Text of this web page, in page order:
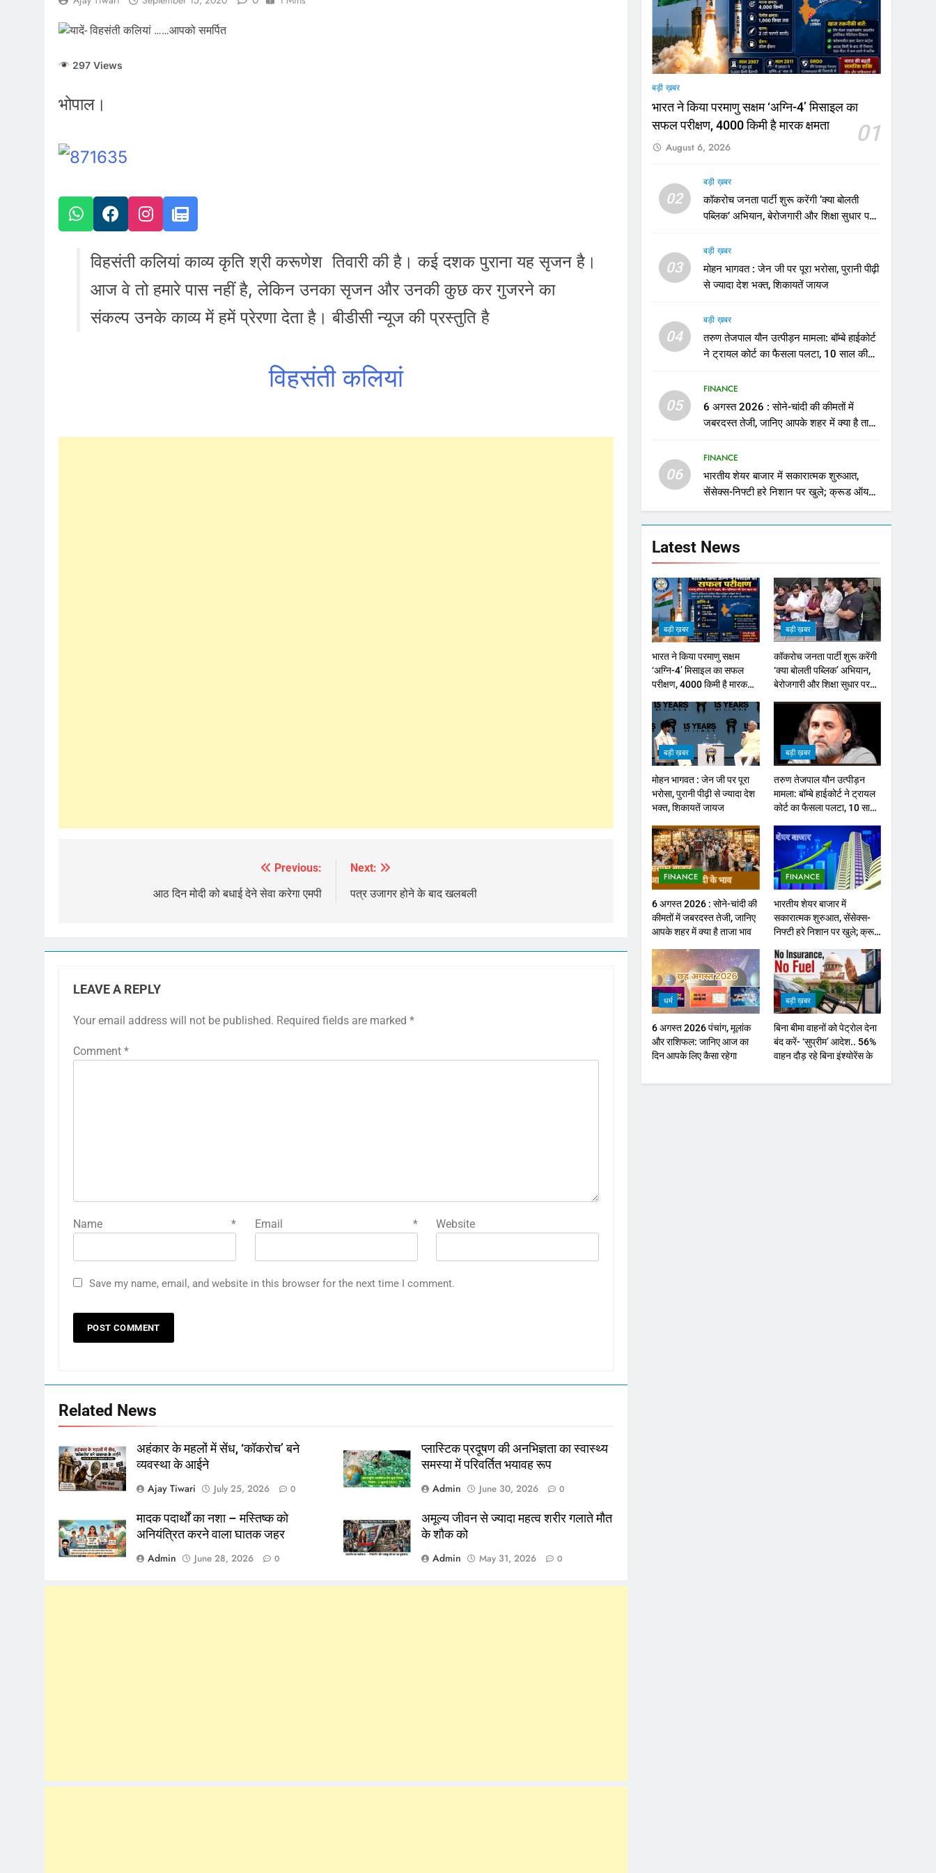
297 Views
भोपाल।
विहसंती कलियां काव्य कृति श्री करूणेश तिवारी की है। कई दशक पुराना यह सृजन है।
आज वे तो हमारे पास नहीं है, लेकिन उनका सृजन और उनकी कुछ कर गुजरने का
संकल्प उनके काव्य में हमें प्रेरणा देता है। बीडीसी न्यूज की प्रस्तुति है
विहसंती कलियां
Previous:
आठ दिन मोदी को बधाई देने सेवा करेगा एमपी
Next:
पत्र उजागर होने के बाद खलबली
LEAVE A REPLY
Your email address will not be published. Required fields are marked *
Comment *
Name* Email * Website
Save my name, email, and website in this browser for the next time I comment.
Related News
अहंकार के महलों में सेंध, ‘कॉकरोच’ बने
व्यवस्था के आईने
Ajay Tiwari
July 25, 2026 0
प्लास्टिक प्रदूषण की अनभिज्ञता का स्वास्थ्य
समस्या में परिवर्तित भयावह रूप
Admin
June 30, 2026 0
मादक पदार्थों का नशा – मस्तिष्क को
अनियंत्रित करने वाला घातक जहर
Admin
June 28, 2026 0
अमूल्य जीवन से ज्यादा महत्व शरीर गलाते मौत
के शौक को
Admin
May 31, 2026 0
बड़ी ख़बर
भारत ने किया परमाणु सक्षम ‘अग्नि-4’ मिसाइल का
सफल परीक्षण, 4000 किमी है मारक क्षमता
01
August 6, 2026
02
बड़ी ख़बर
कॉकरोच जनता पार्टी शुरू करेंगी ‘क्या बोलती
पब्लिक’ अभियान, बेरोजगारी और शिक्षा सुधार पर
03
बड़ी ख़बर
मोहन भागवत : जेन जी पर पूरा भरोसा, पुरानी पीढ़ी
से ज्यादा देश भक्त, शिकायतें जायज
04
बड़ी ख़बर
तरुण तेजपाल यौन उत्पीड़न मामला: बॉम्बे हाईकोर्ट
ने ट्रायल कोर्ट का फैसला पलटा, 10 साल की
05
FINANCE
6 अगस्त 2026 : सोने-चांदी की कीमतों में
जबरदस्त तेजी, जानिए आपके शहर में क्या है ताजा
06
FINANCE
भारतीय शेयर बाजार में सकारात्मक शुरुआत,
सेंसेक्स-निफ्टी हरे निशान पर खुले; क्रूड ऑयल
में नरमी
Latest News
बड़ी ख़बर
भारत ने किया परमाणु सक्षम
‘अग्नि-4’ मिसाइल का सफल
परीक्षण, 4000 किमी है मारक
बड़ी ख़बर
कॉकरोच जनता पार्टी शुरू करेंगी
‘क्या बोलती पब्लिक’ अभियान,
बेरोजगारी और शिक्षा सुधार पर
बड़ी ख़बर
मोहन भागवत : जेन जी पर पूरा
भरोसा, पुरानी पीढ़ी से ज्यादा देश
भक्त, शिकायतें जायज
बड़ी ख़बर
तरुण तेजपाल यौन उत्पीड़न
मामला: बॉम्बे हाईकोर्ट ने ट्रायल
कोर्ट का फैसला पलटा, 10 साल
FINANCE
6 अगस्त 2026 : सोने-चांदी की
कीमतों में जबरदस्त तेजी, जानिए
आपके शहर में क्या है ताजा भाव
FINANCE
भारतीय शेयर बाजार में
सकारात्मक शुरुआत, सेंसेक्स-
निफ्टी हरे निशान पर खुले; क्रूड
धर्म
6 अगस्त 2026 पंचांग, मूलांक
और राशिफल: जानिए आज का
दिन आपके लिए कैसा रहेगा
बड़ी ख़बर
बिना बीमा वाहनों को पेट्राेल देना
बंद करें- ‘सुप्रीम’ आदेश.. 56%
वाहन दौड़ रहे बिना इंश्योरेंस के